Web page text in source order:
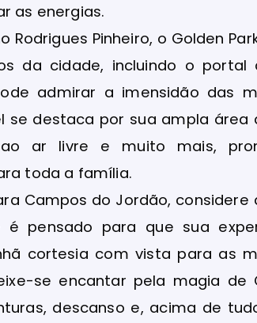
as energias.
Rodrigues Pinheiro, o Golden
da cidade, incluindo o
admirar a imensidão das
se destaca por sua ampla área
ar livre e muito mais,
toda a família.
Campos do Jordão, considere
pensado para que sua
cortesia com vista para as
se encantar pela magia de
descanso e, acima de